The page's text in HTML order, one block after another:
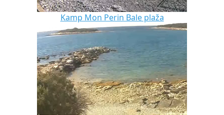
Kamp Mon Perin Bale plaža